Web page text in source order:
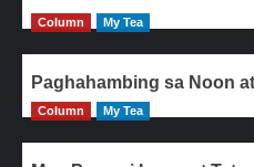
Column My Tea
Paghahambing sa Noon
Column My Tea